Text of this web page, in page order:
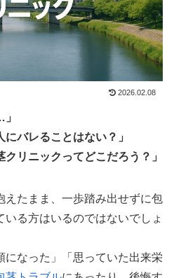
2026.02.08
にバレることはない？」
クリニックってどこだろう？」
えたまま、一歩踏み出せずに包
る方はいるのではないでしょ
になった」「思っていた出来栄